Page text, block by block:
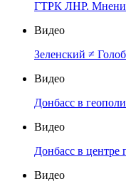
ГТРК ЛНР.
Видео
Зеленский ≠
Видео
Донбасс в
Видео
Донбасс в центре
Видео